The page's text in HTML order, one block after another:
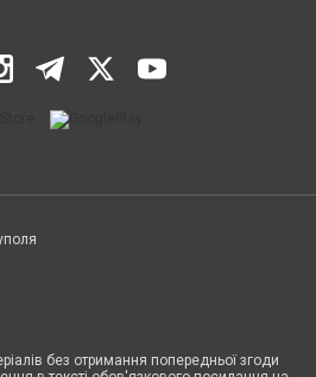
без отримання попередньої згоди